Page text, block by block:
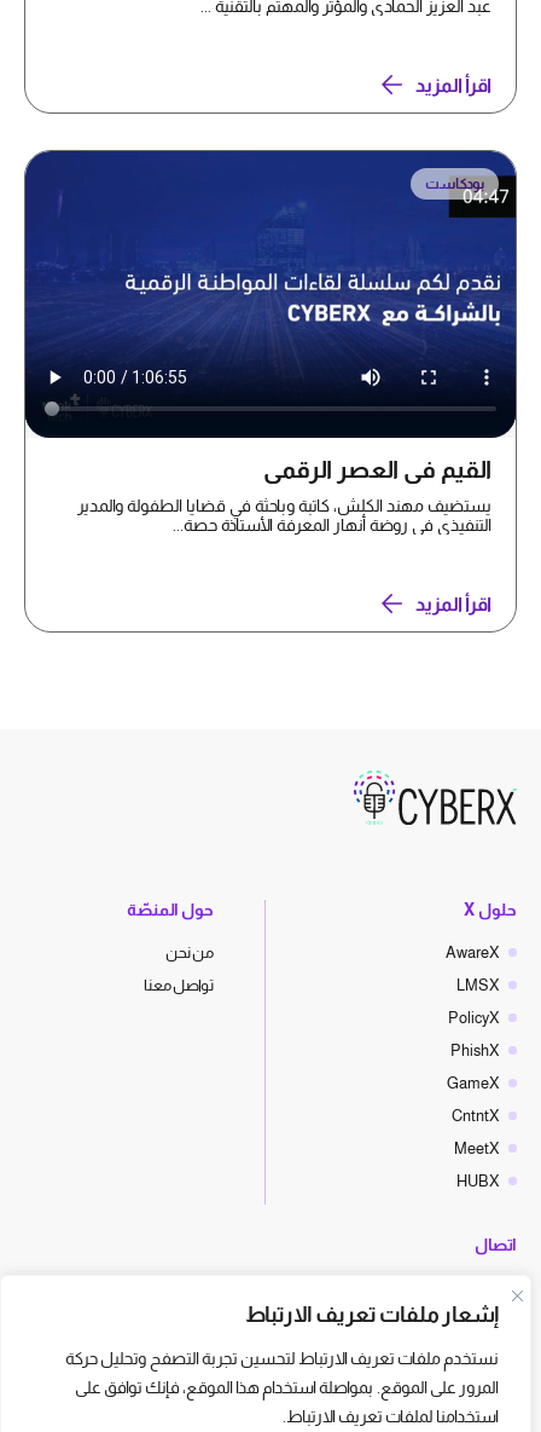
إشعار ملفات تعريف الارتباط
نستخدم ملفات تعريف الارتباط لتحسين تجربة التصفح وتحليل حركة
المرور على الموقع. بمواصلة استخدام هذا الموقع، فإنك توافق على
استخدامنا لملفات تعريف الارتباط.
عبد العزيز الحمادي والمؤثر والمهتم بالتقنية ...
اقرأ المزيد
بودكاست
القيم في العصر الرقمي
يستضيف مهند الكلش، كاتبة وباحثة في قضايا الطفولة والمدير
التنفيذي في روضة أنهار المعرفة الأستاذة حصة...
اقرأ المزيد
حلول X
AwareX
LMSX
PolicyX
PhishX
GameX
CntntX
MeetX
HUBX
حول المنصّة
من نحن
تواصل معنا
اتصال
hello@cyberx.world